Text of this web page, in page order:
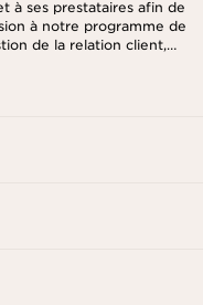
à ses prestataires afin de
à notre programme de
de la relation client,
en fonction